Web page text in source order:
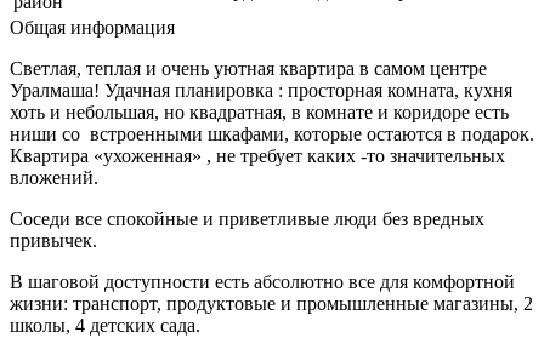
Общая информация
Светлая, теплая и очень уютная квартира в самом центре
Уралмаша! Удачная планировка : просторная комната, кухня
хоть и небольшая, но квадратная, в комнате и коридоре есть
ниши со встроенными шкафами, которые остаются в подарок.
Квартира «ухоженная» , не требует каких -то значительных
вложений.
Соседи все спокойные и приветливые люди без вредных
привычек.
В шаговой доступности есть абсолютно все для комфортной
жизни: транспорт, продуктовые и промышленные магазины, 2
школы, 4 детских сада.